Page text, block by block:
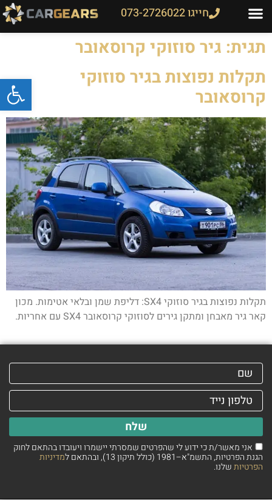
חייגו 073-2726022
תגית: גיר סוזוקי קרוסאובר
תקלות נפוצות בגיר סוזוקי
קרוסאובר
תקלות נפוצות בגיר סוזוקי SX4: דליפת שמן ובלאי אטימות. מכון
קאר גיר מאבחן ומתקן גירים לסוזוקי קרוסאובר SX4 עם אחריות.
אני מאשר/ת כי ידוע לי שהפרטים שמסרתי יישמרו ויעובדו בהתאם לחוק
הגנת הפרטיות, התשמ"א–1981 (כולל תיקון 13), ובהתאם ל מדיניות
הפרטיותשלנו.
שלח